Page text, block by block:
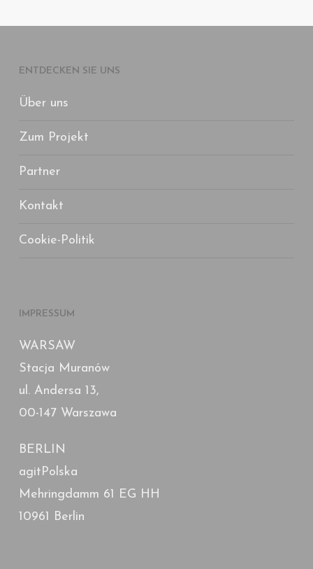
ENTDECKEN SIE UNS
Über uns
Zum Projekt
Partner
Kontakt
Cookie-Politik
IMPRESSUM
WARSAW
Stacja Muranów
ul. Andersa 13,
00-147 Warszawa
BERLIN
agitPolska
Mehringdamm 61 EG HH
10961 Berlin